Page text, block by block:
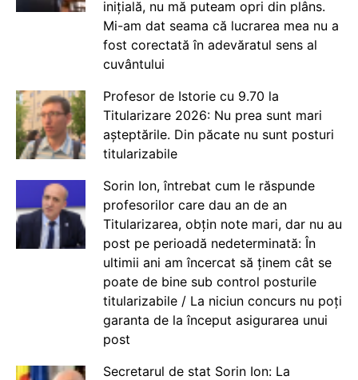
inițială, nu mă puteam opri din plâns.
Mi-am dat seama că lucrarea mea nu a
fost corectată în adevăratul sens al
cuvântului
Profesor de Istorie cu 9.70 la
Titularizare 2026: Nu prea sunt mari
așteptările. Din păcate nu sunt posturi
titularizabile
Sorin Ion, întrebat cum le răspunde
profesorilor care dau an de an
Titularizarea, obțin note mari, dar nu au
post pe perioadă nedeterminată: În
ultimii ani am încercat să ținem cât se
poate de bine sub control posturile
titularizabile / La niciun concurs nu poți
garanta de la început asigurarea unui
post
Secretarul de stat Sorin Ion: La